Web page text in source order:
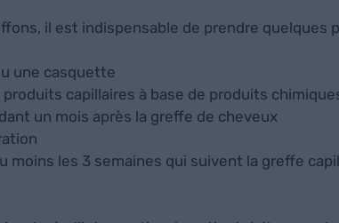
il est indispensable de prendre quelques
une casquette
capillaires à base de produits
un mois après la greffe de cheveux
moins les 3 semaines qui suivent la greffe